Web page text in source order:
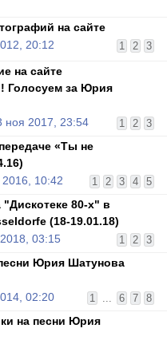
на сайте
1 2 3
20:12
на сайте
Голосуем за Юрия
1 2 3
ноя 2017, 23:54
«Ты не
1 2 3 4 5
10:42
80-х" в
(18-19.01.18)
1 2 3
03:15
Юрия Шатунова
1 ... 6 7 8
02:20
на песни Юрия